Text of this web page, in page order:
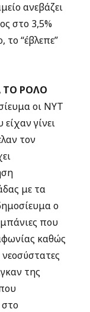
ανεβάζει
στο 3,5%
το “έβλεπε”
ΤΟ ΡΟΛΟ
οι ΝΥΤ
γίνει
τον
με τα
ο
που
καθώς
της
στο